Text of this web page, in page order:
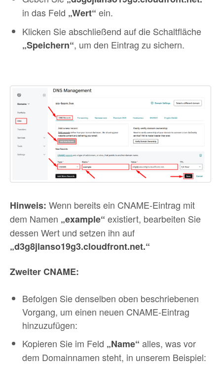
in das Feld „Wert“ ein.
Klicken Sie abschließend auf die Schaltfläche
„Speichern“, um den Eintrag zu sichern.
Hinweis: Wenn bereits ein CNAME-Eintrag mit
dem Namen „example“ existiert, bearbeiten Sie
dessen Wert und setzen ihn auf
„d3g8jlanso19g3.cloudfront.net.“
Zweiter CNAME:
Befolgen Sie denselben oben beschriebenen
Vorgang, um einen neuen CNAME-Eintrag
hinzuzufügen:
Kopieren Sie im Feld „Name“ alles, was vor
dem Domainnamen steht, in unserem Beispiel: